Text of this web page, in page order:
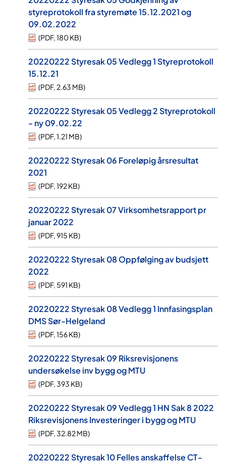
styreprotokoll fra styremøte 15.12.2021 og
09.02.2022
(PDF,180 KB)
20220222 Styresak 05 Vedlegg 1 Styreprotokoll
15.12.21
(PDF, 2.63 MB)
20220222 Styresak 05 Vedlegg 2 Styreprotokoll
- ny 09.02.22
(PDF,1.21 MB)
20220222 Styresak 06 Foreløpig årsresultat
2021
(PDF,192 KB)
20220222 Styresak 07 Virksomhetsrapport pr
januar 2022
(PDF,915 KB)
20220222 Styresak 08 Oppfølging av budsjett
2022
(PDF, 591 KB)
20220222 Styresak 08 Vedlegg 1 Innfasingsplan
DMS Sør-Helgeland
(PDF,156 KB)
20220222 Styresak 09 Riksrevisjonens
undersøkelse inv bygg og MTU
(PDF, 393 KB)
20220222 Styresak 09 Vedlegg 1 HN Sak 8 2022
Riksrevisjonens Investeringer i bygg og MTU
(PDF, 32.82 MB)
20220222 Styresak 10 Felles anskaffelse CT-